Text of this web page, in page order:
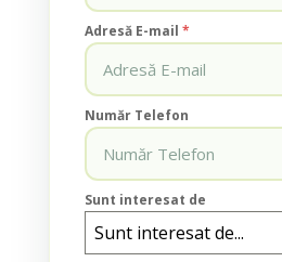
Adresă E-mail *
Număr Telefon
Sunt interesat de
Sunt interesat de...